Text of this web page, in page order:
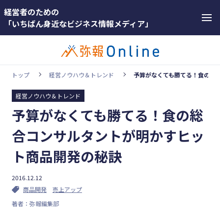
経営者のための
「いちばん身近なビジネス情報メディア」
カテゴリー
顧客獲得・売上アップ
人材（採用・育成・定着）
事業成長・経営力アップ
経営ノウハウ＆トレンド
ホットワー
#インボ
#インボ
イス制度
#電子帳
トップ 経営ノウハウ＆トレンド 予算がなくても勝てる！食の総
経営ノウハウ＆トレンド
予算がなくても勝てる！食の総
合コンサルタントが明かすヒッ
ト商品開発の秘訣
2016.12.12
商品開発
売上アップ
著者：弥報編集部